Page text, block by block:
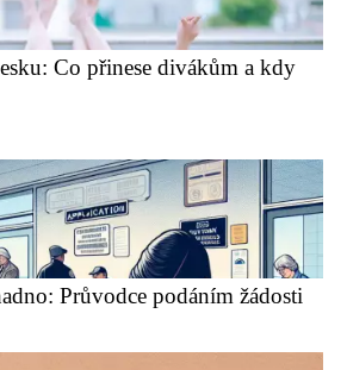
Co přinese divákům a kdy
Průvodce podáním žádosti